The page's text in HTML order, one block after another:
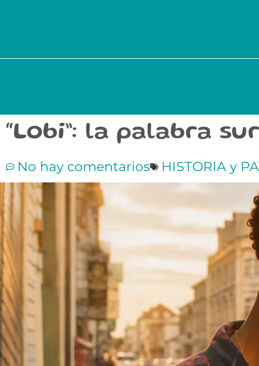
“Lobi”: la palabra
No hay comentarios HISTORIA y